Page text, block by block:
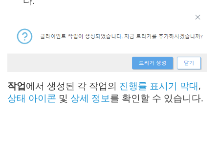
작업에서 생성된 각 작업의 진행률 표시기 막대,
상태 아이콘 및 상세 정보를 확인할 수 있습니다.